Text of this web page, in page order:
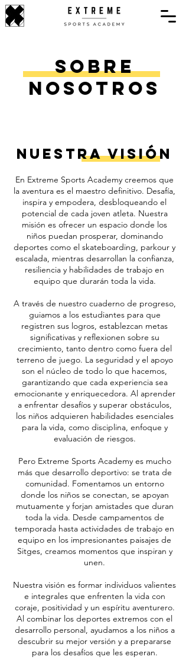
Sobre
Nosotros
Nuestra Visión
En Extreme Sports Academy creemos que
la aventura es el maestro definitivo. Desafía,
inspira y empodera, desbloqueando el
potencial de cada joven atleta. Nuestra
misión es ofrecer un espacio donde los
niños puedan prosperar, dominando
deportes como el skateboarding, parkour y
escalada, mientras desarrollan la confianza,
resiliencia y habilidades de trabajo en
equipo que durarán toda la vida.
A través de nuestro cuaderno de progreso,
guiamos a los estudiantes para que
registren sus logros, establezcan metas
significativas y reflexionen sobre su
crecimiento, tanto dentro como fuera del
terreno de juego. La seguridad y el apoyo
son el núcleo de todo lo que hacemos,
garantizando que cada experiencia sea
emocionante y enriquecedora. Al aprender
a enfrentar desafíos y superar obstáculos,
los niños adquieren habilidades esenciales
para la vida, como disciplina, enfoque y
evaluación de riesgos.
Pero Extreme Sports Academy es mucho
más que desarrollo deportivo: se trata de
comunidad. Fomentamos un entorno
donde los niños se conectan, se apoyan
mutuamente y forjan amistades que duran
toda la vida. Desde campamentos de
temporada hasta actividades de trabajo en
equipo en los impresionantes paisajes de
Sitges, creamos momentos que inspiran y
unen.
Nuestra visión es formar individuos valientes
e integrales que enfrenten la vida con
coraje, positividad y un espíritu aventurero.
Al combinar los deportes extremos con el
desarrollo personal, ayudamos a los niños a
descubrir su mejor versión y a prepararse
para los desafíos que les esperan.